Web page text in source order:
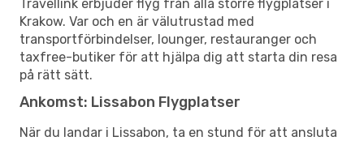
Travellink erbjuder flyg från alla större flygplatser i
Krakow. Var och en är välutrustad med
transportförbindelser, lounger, restauranger och
taxfree-butiker för att hjälpa dig att starta din resa
på rätt sätt.
Ankomst: Lissabon Flygplatser
När du landar i Lissabon, ta en stund för att ansluta